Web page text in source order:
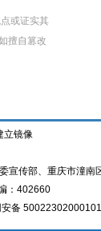
或证实其
擅自篡改
立镜像
宣传部、重庆市潼南
：402660
备